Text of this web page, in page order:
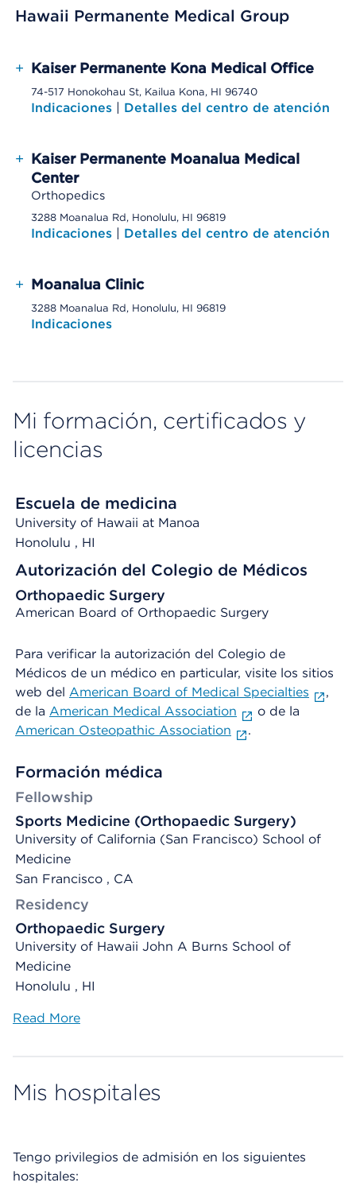
Hawaii Permanente Medical Group
+ Kaiser Permanente Kona Medical Office
74-517 Honokohau St, Kailua Kona, HI 96740
Indicaciones | Detalles del centro de atención
+ Kaiser Permanente Moanalua Medical
Center
Orthopedics
3288 Moanalua Rd, Honolulu, HI 96819
Indicaciones | Detalles del centro de atención
+ Moanalua Clinic
3288 Moanalua Rd, Honolulu, HI 96819
Indicaciones
Mi formación, certificados y
licencias
Escuela de medicina
University of Hawaii at Manoa
Honolulu , HI
Autorización del Colegio de Médicos
Orthopaedic Surgery
American Board of Orthopaedic Surgery
Para verificar la autorización del Colegio de
Médicos de un médico en particular, visite los sitios
web del American Board of Medical Specialties
,
de la American Medical Association
o de la
American Osteopathic Association
.
Formación médica
Fellowship
Sports Medicine (Orthopaedic Surgery)
University of California (San Francisco) School of
Medicine
San Francisco , CA
Residency
Orthopaedic Surgery
University of Hawaii John A Burns School of
Medicine
Honolulu , HI
Read More
Mis hospitales
Tengo privilegios de admisión en los siguientes
hospitales: